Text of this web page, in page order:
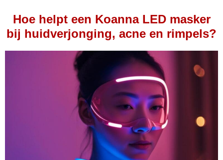
Hoe helpt een Koanna LED masker
bij huidverjonging, acne en rimpels?